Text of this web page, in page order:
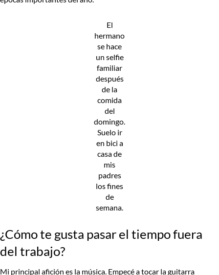
El
hermano
se hace
un selfie
familiar
después
de la
comida
del
domingo.
Suelo ir
en bici a
casa de
mis
padres
los fines
de
semana.
¿Cómo te gusta pasar el tiempo fuera
del trabajo?
Mi principal afición es la música. Empecé a tocar la guitarra